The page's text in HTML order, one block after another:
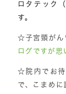
ロタテック
す。
☆子宮頸がん
ログですが思
☆院内でお待
で、こまめ